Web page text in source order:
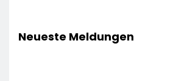
Neueste Meldungen